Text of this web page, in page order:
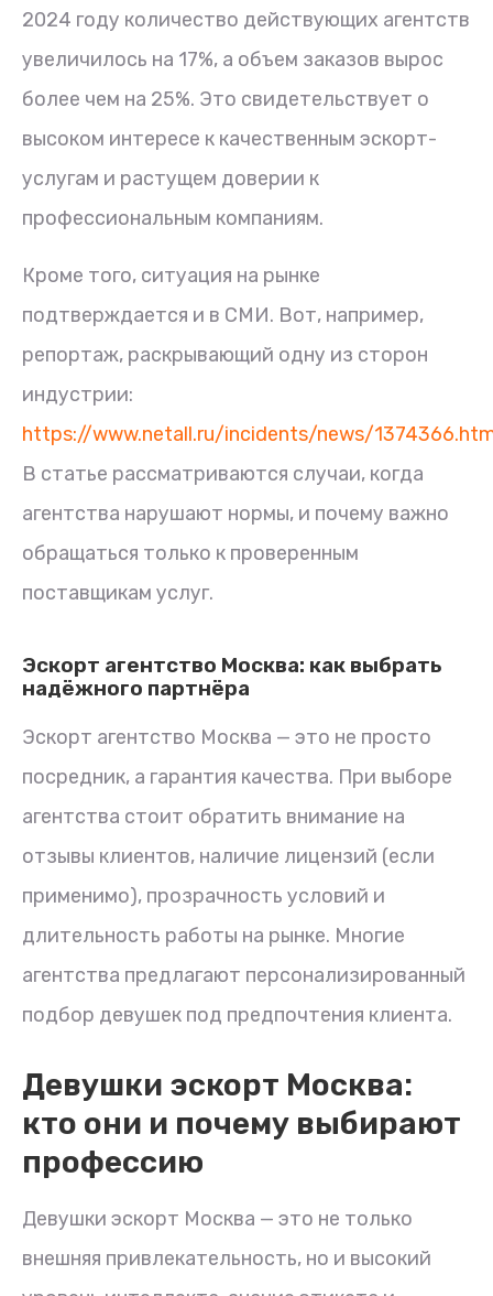
2024 году количество действующих агентств
увеличилось на 17%, а объем заказов вырос
более чем на 25%. Это свидетельствует о
высоком интересе к качественным эскорт-
услугам и растущем доверии к
профессиональным компаниям.
Кроме того, ситуация на рынке
подтверждается и в СМИ. Вот, например,
репортаж, раскрывающий одну из сторон
индустрии:
https://www.netall.ru/incidents/news/
В статье рассматриваются случаи, когда
агентства нарушают нормы, и почему важно
обращаться только к проверенным
поставщикам услуг.
Эскорт агентство Москва: как выбрать
надёжного партнёра
Эскорт агентство Москва — это не просто
посредник, а гарантия качества. При выборе
агентства стоит обратить внимание на
отзывы клиентов, наличие лицензий (если
применимо), прозрачность условий и
длительность работы на рынке. Многие
агентства предлагают персонализированный
подбор девушек под предпочтения клиента.
Девушки эскорт Москва:
кто они и почему выбирают
профессию
Девушки эскорт Москва — это не только
внешняя привлекательность, но и высокий